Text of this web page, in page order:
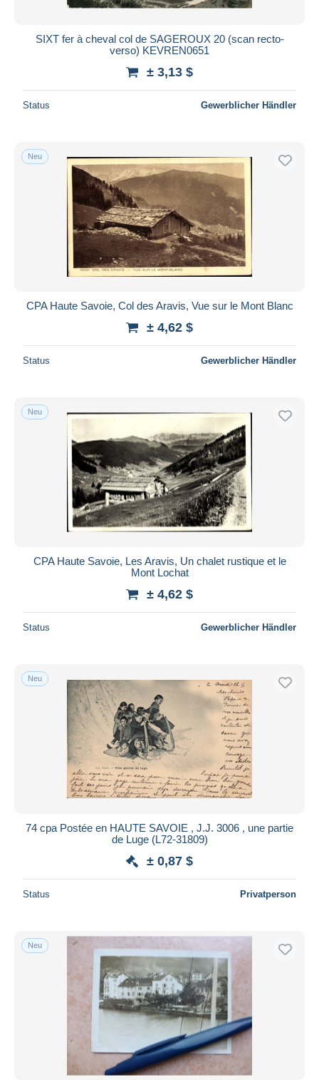
SIXT fer à cheval col de SAGEROUX 20 (scan recto-
verso) KEVREN0651
± 3,13 $
Status Gewerblicher Händler
Neu
CPA Haute Savoie, Col des Aravis, Vue sur le Mont Blanc
± 4,62 $
Status Gewerblicher Händler
Neu
CPA Haute Savoie, Les Aravis, Un chalet rustique et le
Mont Lochat
± 4,62 $
Status Gewerblicher Händler
Neu
74 cpa Postée en HAUTE SAVOIE , J.J. 3006 , une partie
de Luge (L72-31809)
± 0,87 $
Status Privatperson
Neu